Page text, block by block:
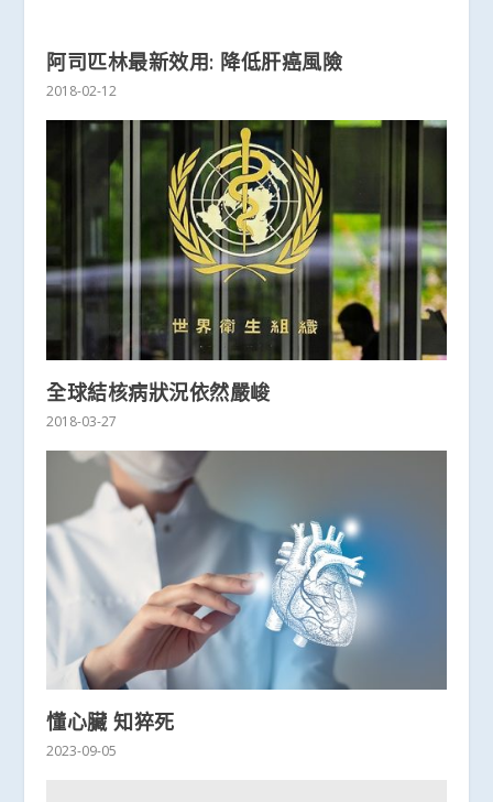
阿司匹林最新效用: 降低肝癌風險
2018-02-12
全球結核病狀況依然嚴峻
2018-03-27
懂心臟 知猝死
2023-09-05